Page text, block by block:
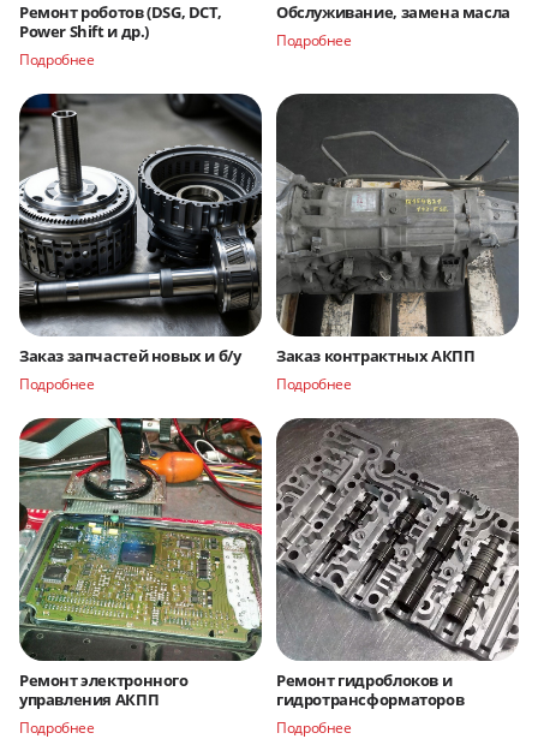
Ремонт роботов (DSG, DCT,
Power Shift и др.)
Подробнее
Обслуживание, замена масла
Подробнее
Заказ запчастей новых и б/у
Подробнее
Заказ контрактных АКПП
Подробнее
Ремонт электронного
управления АКПП
Подробнее
Ремонт гидроблоков и
гидротрансформаторов
Подробнее